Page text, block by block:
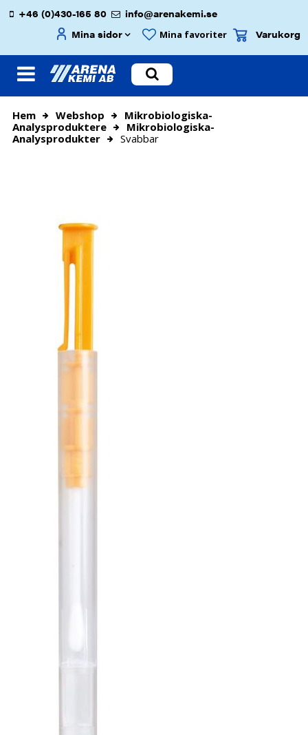
+46 (0)430-165 80
info@arenakemi.se
Mina sidor
Mina favoriter Varukorg
Hem Webshop
Mikrobiologiska-
Analysproduktere
Mikrobiologiska-
Analysprodukter
Svabbar